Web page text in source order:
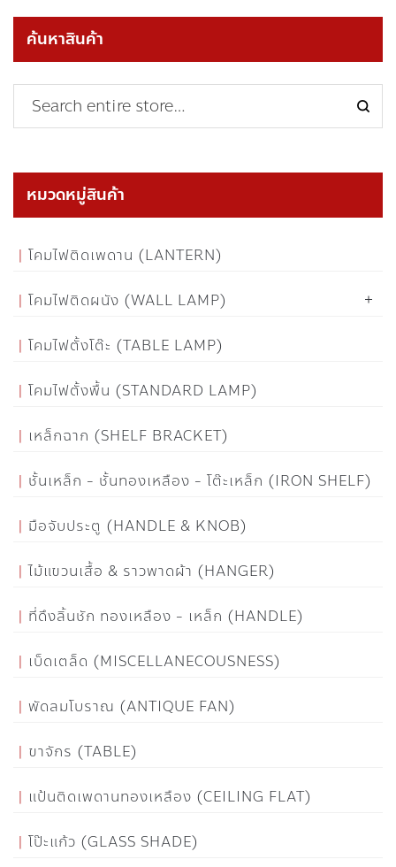
ค้นหาสินค้า
หมวดหมู่สินค้า
โคมไฟติดเพดาน (LANTERN)
โคมไฟติดผนัง (WALL LAMP)
โคมไฟตั้งโต๊ะ (TABLE LAMP)
โคมไฟตั้งพื้น (STANDARD LAMP)
เหล็กฉาก (SHELF BRACKET)
ชั้นเหล็ก - ชั้นทองเหลือง - โต๊ะเหล็ก (IRON SHELF)
มือจับประตู (HANDLE & KNOB)
ไม้แขวนเสื้อ & ราวพาดผ้า (HANGER)
ที่ดึงลิ้นชัก ทองเหลือง - เหล็ก (HANDLE)
เบ็ดเตล็ด (MISCELLANECOUSNESS)
พัดลมโบราณ (ANTIQUE FAN)
ขาจักร (TABLE)
แป้นติดเพดานทองเหลือง (CEILING FLAT)
โป๊ะแก้ว (GLASS SHADE)